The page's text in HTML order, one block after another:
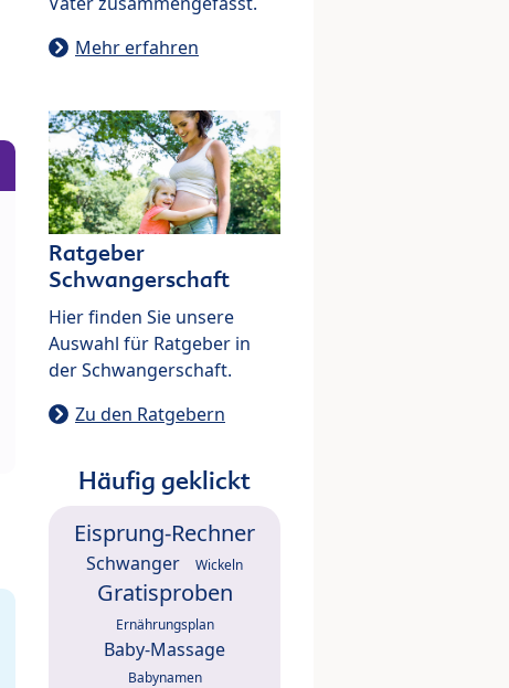
Mehr erfahren
Ratgeber
Schwangerschaft
Hier finden Sie unsere
Auswahl für Ratgeber in
der Schwangerschaft.
Zu den Ratgebern
Häufig geklickt
Eisprung-Rechner
Schwanger Wickeln
Gratisproben
Ernährungsplan
Baby-Massage
Babynamen